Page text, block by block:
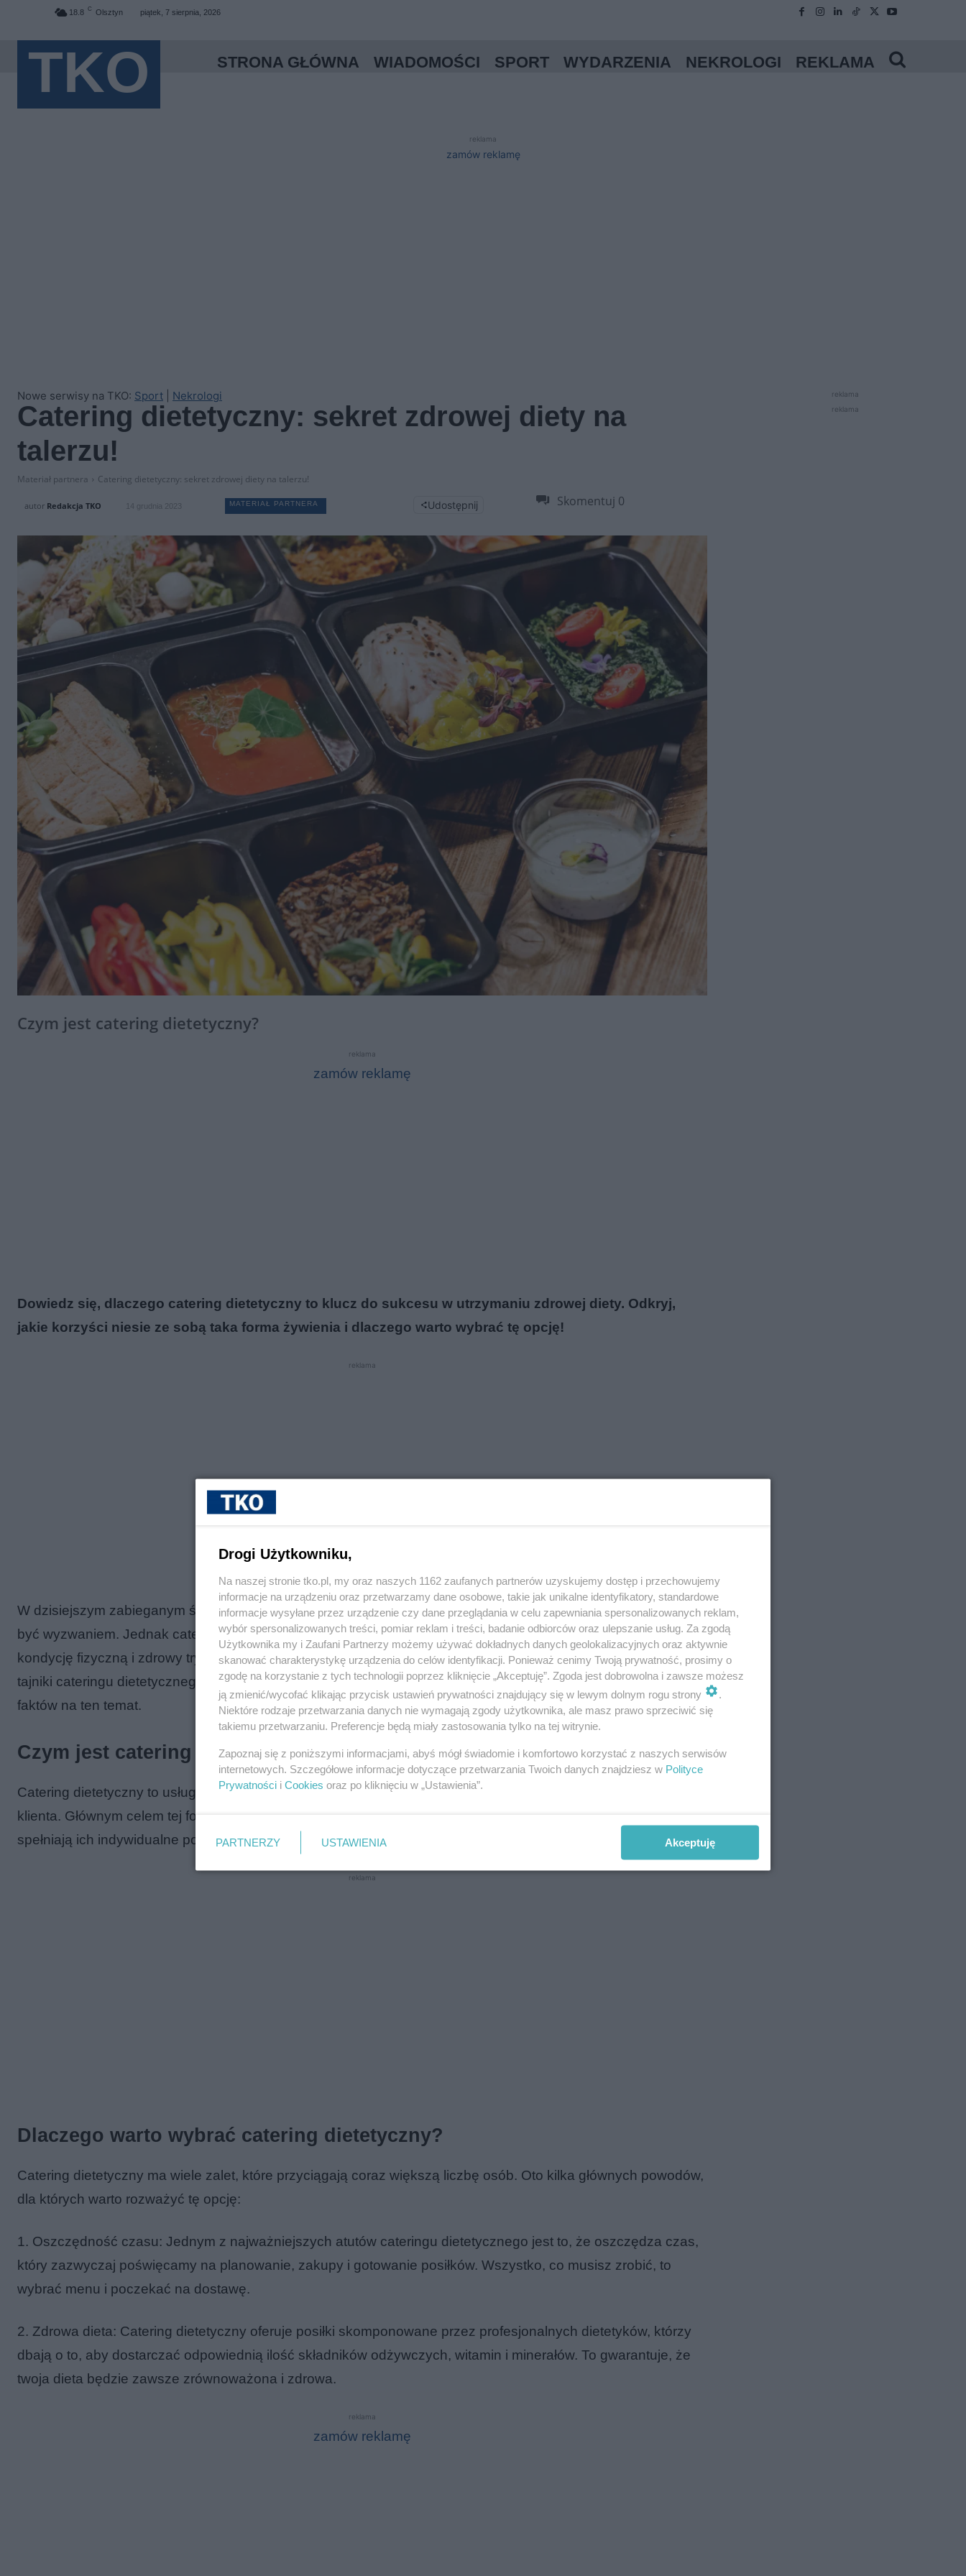
18.8 C Olsztyn piątek, 7 sierpnia, 2026
TKO STRONA GŁÓWNA WIADOMOŚCI SPORT WYDARZENIA NEKROLOGI REKLAMA
reklama
zamów reklamę
Nowe serwisy na TKO: Sport Nekrologi
Catering dietetyczny: sekret zdrowej diety na
talerzu!
Materiał partnera Catering dietetyczny: sekret zdrowej diety na talerzu!
autor Redakcja TKO 14 grudnia 2023 MATERIAŁ PARTNERA Udostępnij Skomentuj 0
Czym jest catering dietetyczny?
reklama
zamów reklamę
Dowiedz się, dlaczego catering dietetyczny to klucz do sukcesu w utrzymaniu zdrowej diety. Odkryj,
jakie korzyści niesie ze sobą taka forma żywienia i dlaczego warto wybrać tę opcję!
reklama
W dzisiejszym zabieganym świecie, gdzie czas jest luksusem, zadbanie o zdrową i zrównoważoną dietę może
być wyzwaniem. Jednak catering dietetyczny może być rozwiązaniem dla tych, którzy pragną utrzymać dobrą
kondycję fizyczną i zdrowy tryb życia, bez konieczności spędzania godzin w kuchni. W tym artykule zgłębimy
tajniki cateringu dietetycznego, wyjaśnimy, dlaczego to świetna opcja, oraz przedstawimy kilka ciekawych
faktów na ten temat.
Czym jest catering dietetyczny?
Catering dietetyczny to usługa dostarczania zdrowych i zbilansowanych posiłków bezpośrednio pod drzwi
klienta. Głównym celem tej formy cateringu jest zapewnienie klientom pełnowartościowych posiłków, które
spełniają ich indywidualne potrzeby żywieniowe i pomagają osiągnąć cele zdrowotne.
reklama
Dlaczego warto wybrać catering dietetyczny?
Catering dietetyczny ma wiele zalet, które przyciągają coraz większą liczbę osób. Oto kilka głównych powodów,
dla których warto rozważyć tę opcję:
1. Oszczędność czasu: Jednym z najważniejszych atutów cateringu dietetycznego jest to, że oszczędza czas,
który zazwyczaj poświęcamy na planowanie, zakupy i gotowanie posiłków. Wszystko, co musisz zrobić, to
wybrać menu i poczekać na dostawę.
2. Zdrowa dieta: Catering dietetyczny oferuje posiłki skomponowane przez profesjonalnych dietetyków, którzy
dbają o to, aby dostarczać odpowiednią ilość składników odżywczych, witamin i minerałów. To gwarantuje, że
twoja dieta będzie zawsze zrównoważona i zdrowa.
reklama
zamów reklamę
reklama
reklama
Drogi Użytkowniku,
Na naszej stronie tko.pl, my oraz naszych 1162 zaufanych partnerów uzyskujemy dostęp i przechowujemy
informacje na urządzeniu oraz przetwarzamy dane osobowe, takie jak unikalne identyfikatory, standardowe
informacje wysyłane przez urządzenie czy dane przeglądania w celu zapewniania spersonalizowanych reklam,
wybór spersonalizowanych treści, pomiar reklam i treści, badanie odbiorców oraz ulepszanie usług. Za zgodą
Użytkownika my i Zaufani Partnerzy możemy używać dokładnych danych geolokalizacyjnych oraz aktywnie
skanować charakterystykę urządzenia do celów identyfikacji. Ponieważ cenimy Twoją prywatność, prosimy o
zgodę na korzystanie z tych technologii poprzez kliknięcie „Akceptuję”. Zgoda jest dobrowolna i zawsze możesz
ją zmienić/wycofać klikając przycisk ustawień prywatności znajdujący się w lewym dolnym rogu strony
.
Niektóre rodzaje przetwarzania danych nie wymagają zgody użytkownika, ale masz prawo sprzeciwić się
takiemu przetwarzaniu. Preferencje będą miały zastosowania tylko na tej witrynie.
Zapoznaj się z poniższymi informacjami, abyś mógł świadomie i komfortowo korzystać z naszych serwisów
internetowych. Szczegółowe informacje dotyczące przetwarzania Twoich danych znajdziesz w Polityce
Prywatności i Cookies oraz po kliknięciu w „Ustawienia”.
PARTNERZY USTAWIENIA Akceptuję